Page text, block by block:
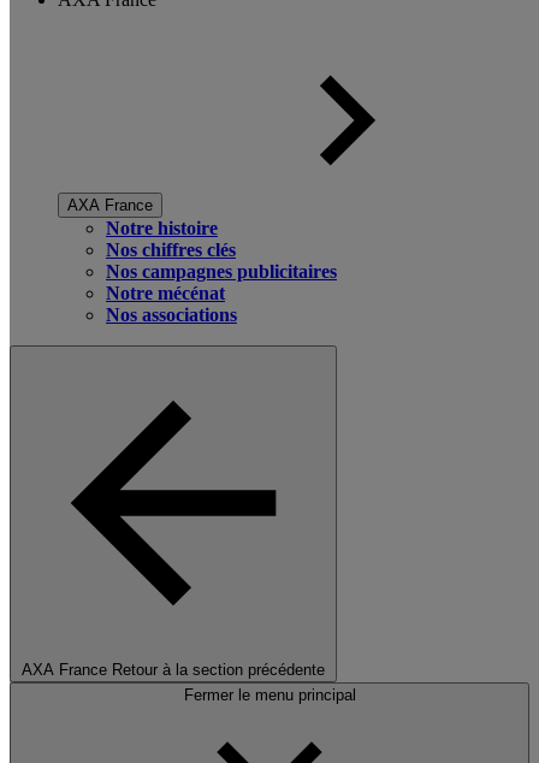
AXA France
Notre histoire
Nos chiffres clés
Nos campagnes publicitaires
Notre mécénat
Nos associations
AXA France Retour à la section précédente
Fermer le menu principal